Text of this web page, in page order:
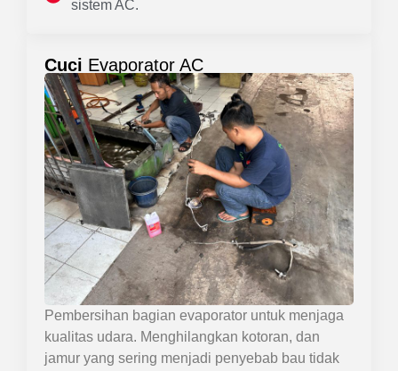
sistem AC.
Cuci Evaporator AC
Pembersihan bagian evaporator untuk menjaga
kualitas udara. Menghilangkan kotoran, dan
jamur yang sering menjadi penyebab bau tidak